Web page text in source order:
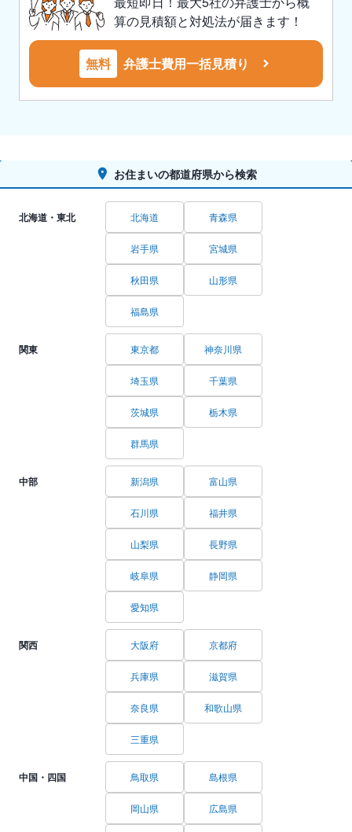
算の見積額と対処法が届きます！
無料 弁護士費用一括見積り
お住まいの都道府県から検索
北海道・東北 北海道 青森県
岩手県 宮城県
秋田県 山形県
福島県
関東 東京都 神奈川県
埼玉県 千葉県
茨城県 栃木県
群馬県
中部 新潟県 富山県
石川県 福井県
山梨県 長野県
岐阜県 静岡県
愛知県
関西 大阪府 京都府
兵庫県 滋賀県
奈良県 和歌山県
三重県
中国・四国 鳥取県 島根県
岡山県 広島県